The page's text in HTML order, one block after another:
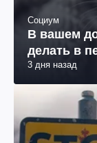
Социум
В вашем
делать в
3 дня назад